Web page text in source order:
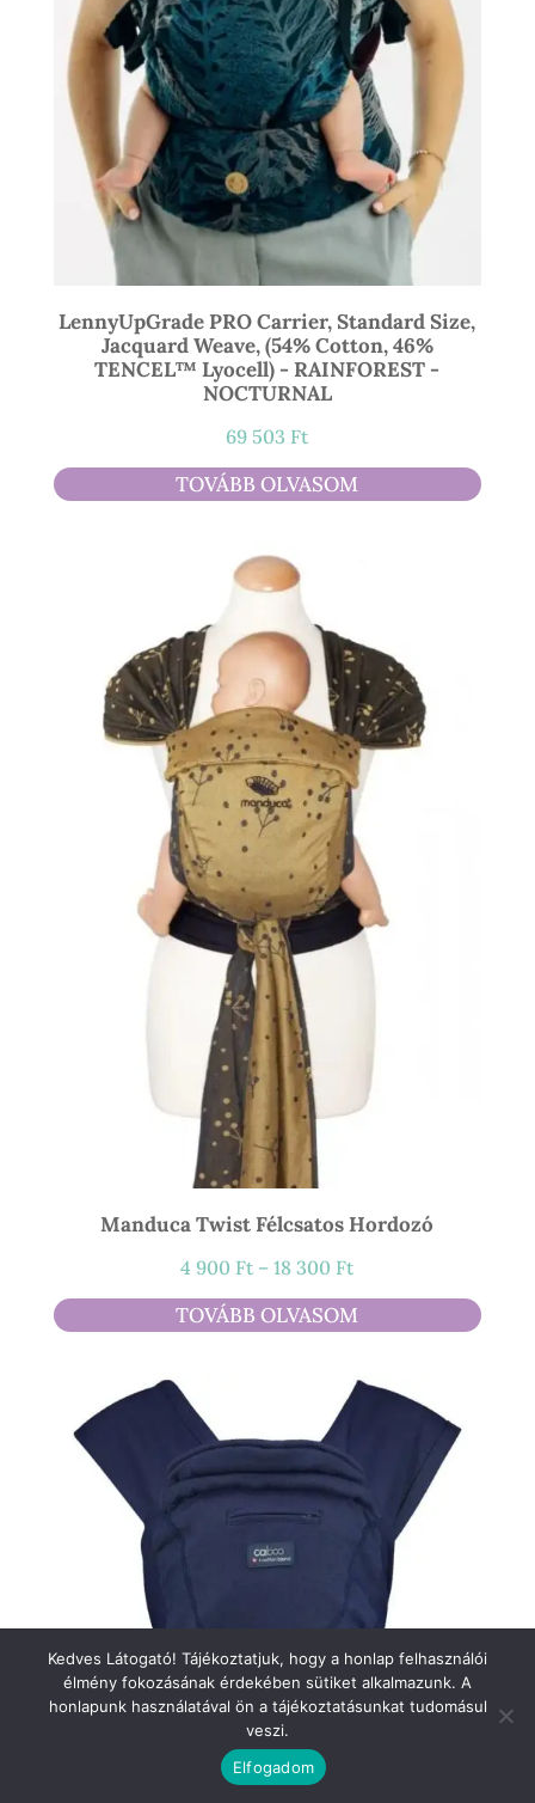
LennyUpGrade PRO Carrier, Standard Size,
Jacquard Weave, (54% Cotton, 46%
TENCEL™ Lyocell) - RAINFOREST -
NOCTURNAL
69 503 Ft
TOVÁBB OLVASOM
Manduca Twist Félcsatos Hordozó
4 900 Ft – 18 300 FtÁrtartomány:
4
900 Ft
TOVÁBB OLVASOM
Kedves Látogató! Tájékoztatjuk, hogy a honlap felhasználói
élmény fokozásának érdekében sütiket alkalmazunk. A
honlapunk használatával ön a tájékoztatásunkat tudomásul
veszi.
Elfogadom